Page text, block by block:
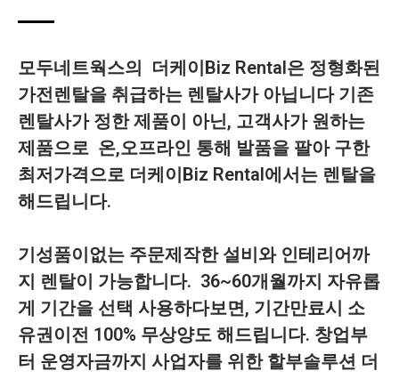
모두네트웍스의 더케이Biz Rental은 정형화된
가전렌탈을 취급하는 렌탈사가 아닙니다 기존
렌탈사가 정한 제품이 아닌, 고객사가 원하는
제품으로 온,오프라인 통해 발품을 팔아 구한
최저가격으로 더케이Biz Rental에서는 렌탈을
해드립니다.
기성품이없는 주문제작한 설비와 인테리어까
지 렌탈이 가능합니다. 36~60개월까지 자유롭
게 기간을 선택 사용하다보면, 기간만료시 소
유권이전 100% 무상양도 해드립니다. 창업부
터 운영자금까지 사업자를 위한 할부솔루션 더